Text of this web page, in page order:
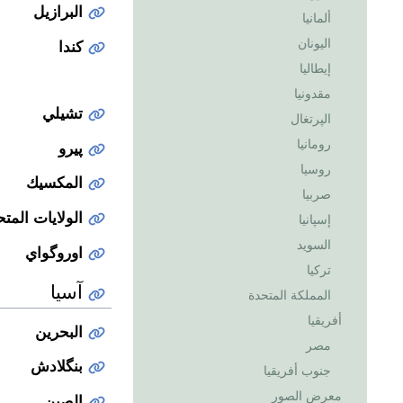
ألمانيا
اليونان
إيطاليا
مقدونيا
الپرتغال
رومانيا
روسيا
صربيا
إسپانيا
السويد
تركيا
المملكة المتحدة
أفريقيا
مصر
جنوب أفريقيا
معرض الصور
البرازيل
كندا
تشيلي
پيرو
المكسيك
الولايات
اوروگواي
آسيا
البحرين
بنگلادش